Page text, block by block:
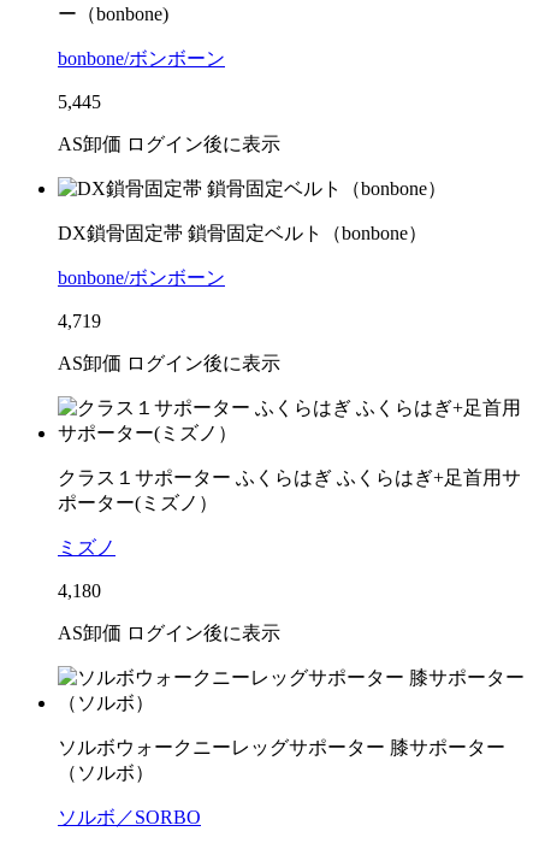
ー（bonbone)
bonbone/ボンボーン
5,445
AS卸価 ログイン後に表示
DX鎖骨固定帯 鎖骨固定ベルト（bonbone）
bonbone/ボンボーン
4,719
AS卸価 ログイン後に表示
クラス１サポーター ふくらはぎ ふくらはぎ+足首用サ
ポーター(ミズノ）
ミズノ
4,180
AS卸価 ログイン後に表示
ソルボウォークニーレッグサポーター 膝サポーター
（ソルボ）
ソルボ／SORBO